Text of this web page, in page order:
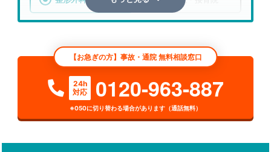
検索する
詳細条件で絞り込む
その他の検索方法
駅から探す 院名から探す
【お急ぎの方】事故・通院 無料相談窓口
24h
対応
0120-963-887
※050に切り替わる場合があります（通話無料）